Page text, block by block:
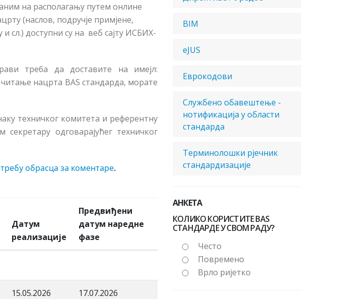
на располагању путем онлине
(наслов, подручје примјене,
сл.) доступни су на веб сајту ИСБИХ-
треба да доставите на имејл:
нацрта BAS стандарда, морате
техничког комитета и референтну
одговарајућег техничког
обрасца за коментаре.
Датум
реализације
Предвиђени
датум наредне
фазе
15.05.2026 17.07.2026
BIM
eJUS
Еврокодови
Службено обавештење -
нотификација у области
стандарда
Терминолошки рјечник
стандардизације
АНКЕТА
КОЛИКО КОРИСТИТЕ BAS
СТАНДАРДЕ У СВОМ РАДУ?
Често
Повремено
Врло ријетко